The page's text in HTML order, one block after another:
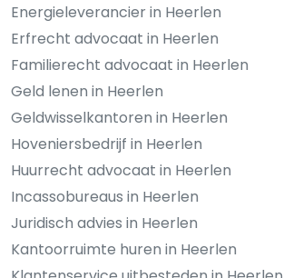
Energieleverancier in Heerlen
Erfrecht advocaat in Heerlen
Familierecht advocaat in Heerlen
Geld lenen in Heerlen
Geldwisselkantoren in Heerlen
Hoveniersbedrijf in Heerlen
Huurrecht advocaat in Heerlen
Incassobureaus in Heerlen
Juridisch advies in Heerlen
Kantoorruimte huren in Heerlen